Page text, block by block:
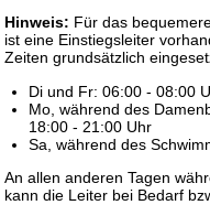
Hinweis: Für das
ist eine Einstiegsleiter
Zeiten grundsätzlich
Di und Fr: 06:00 - 08:00
Mo, während des
18:00 - 21:00 Uhr
Sa, während des
An allen anderen Tagen
kann die Leiter bei Bedarf